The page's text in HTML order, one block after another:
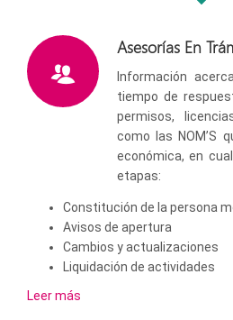
Asesorías En
Información
tiempo de
permisos,
como las NOM’S
económica, en
etapas:
Constitución de la persona
Avisos de apertura
Cambios y actualizaciones
Liquidación de actividades
Leer más